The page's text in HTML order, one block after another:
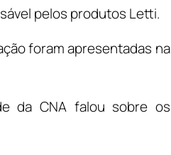
pelos produtos Letti.
foram apresentadas na
da CNA falou sobre os